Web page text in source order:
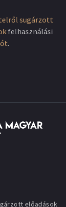
sugárzott
felhasználási
.
előadások